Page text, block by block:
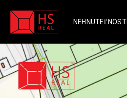
NEHNUTEĽNOSTI